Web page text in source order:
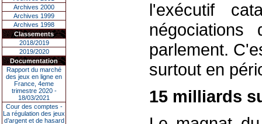
Archives 2000
Archives 1999
Archives 1998
Classements
2018/2019
2019/2020
Documentation
Rapport du marché
des jeux en ligne en
France, 4eme
trimestre 2020 -
18/03/2021
Cour des comptes -
La régulation des jeux
d’argent et de hasard
l'exécutif
parlement.
surtout en
15 milliards